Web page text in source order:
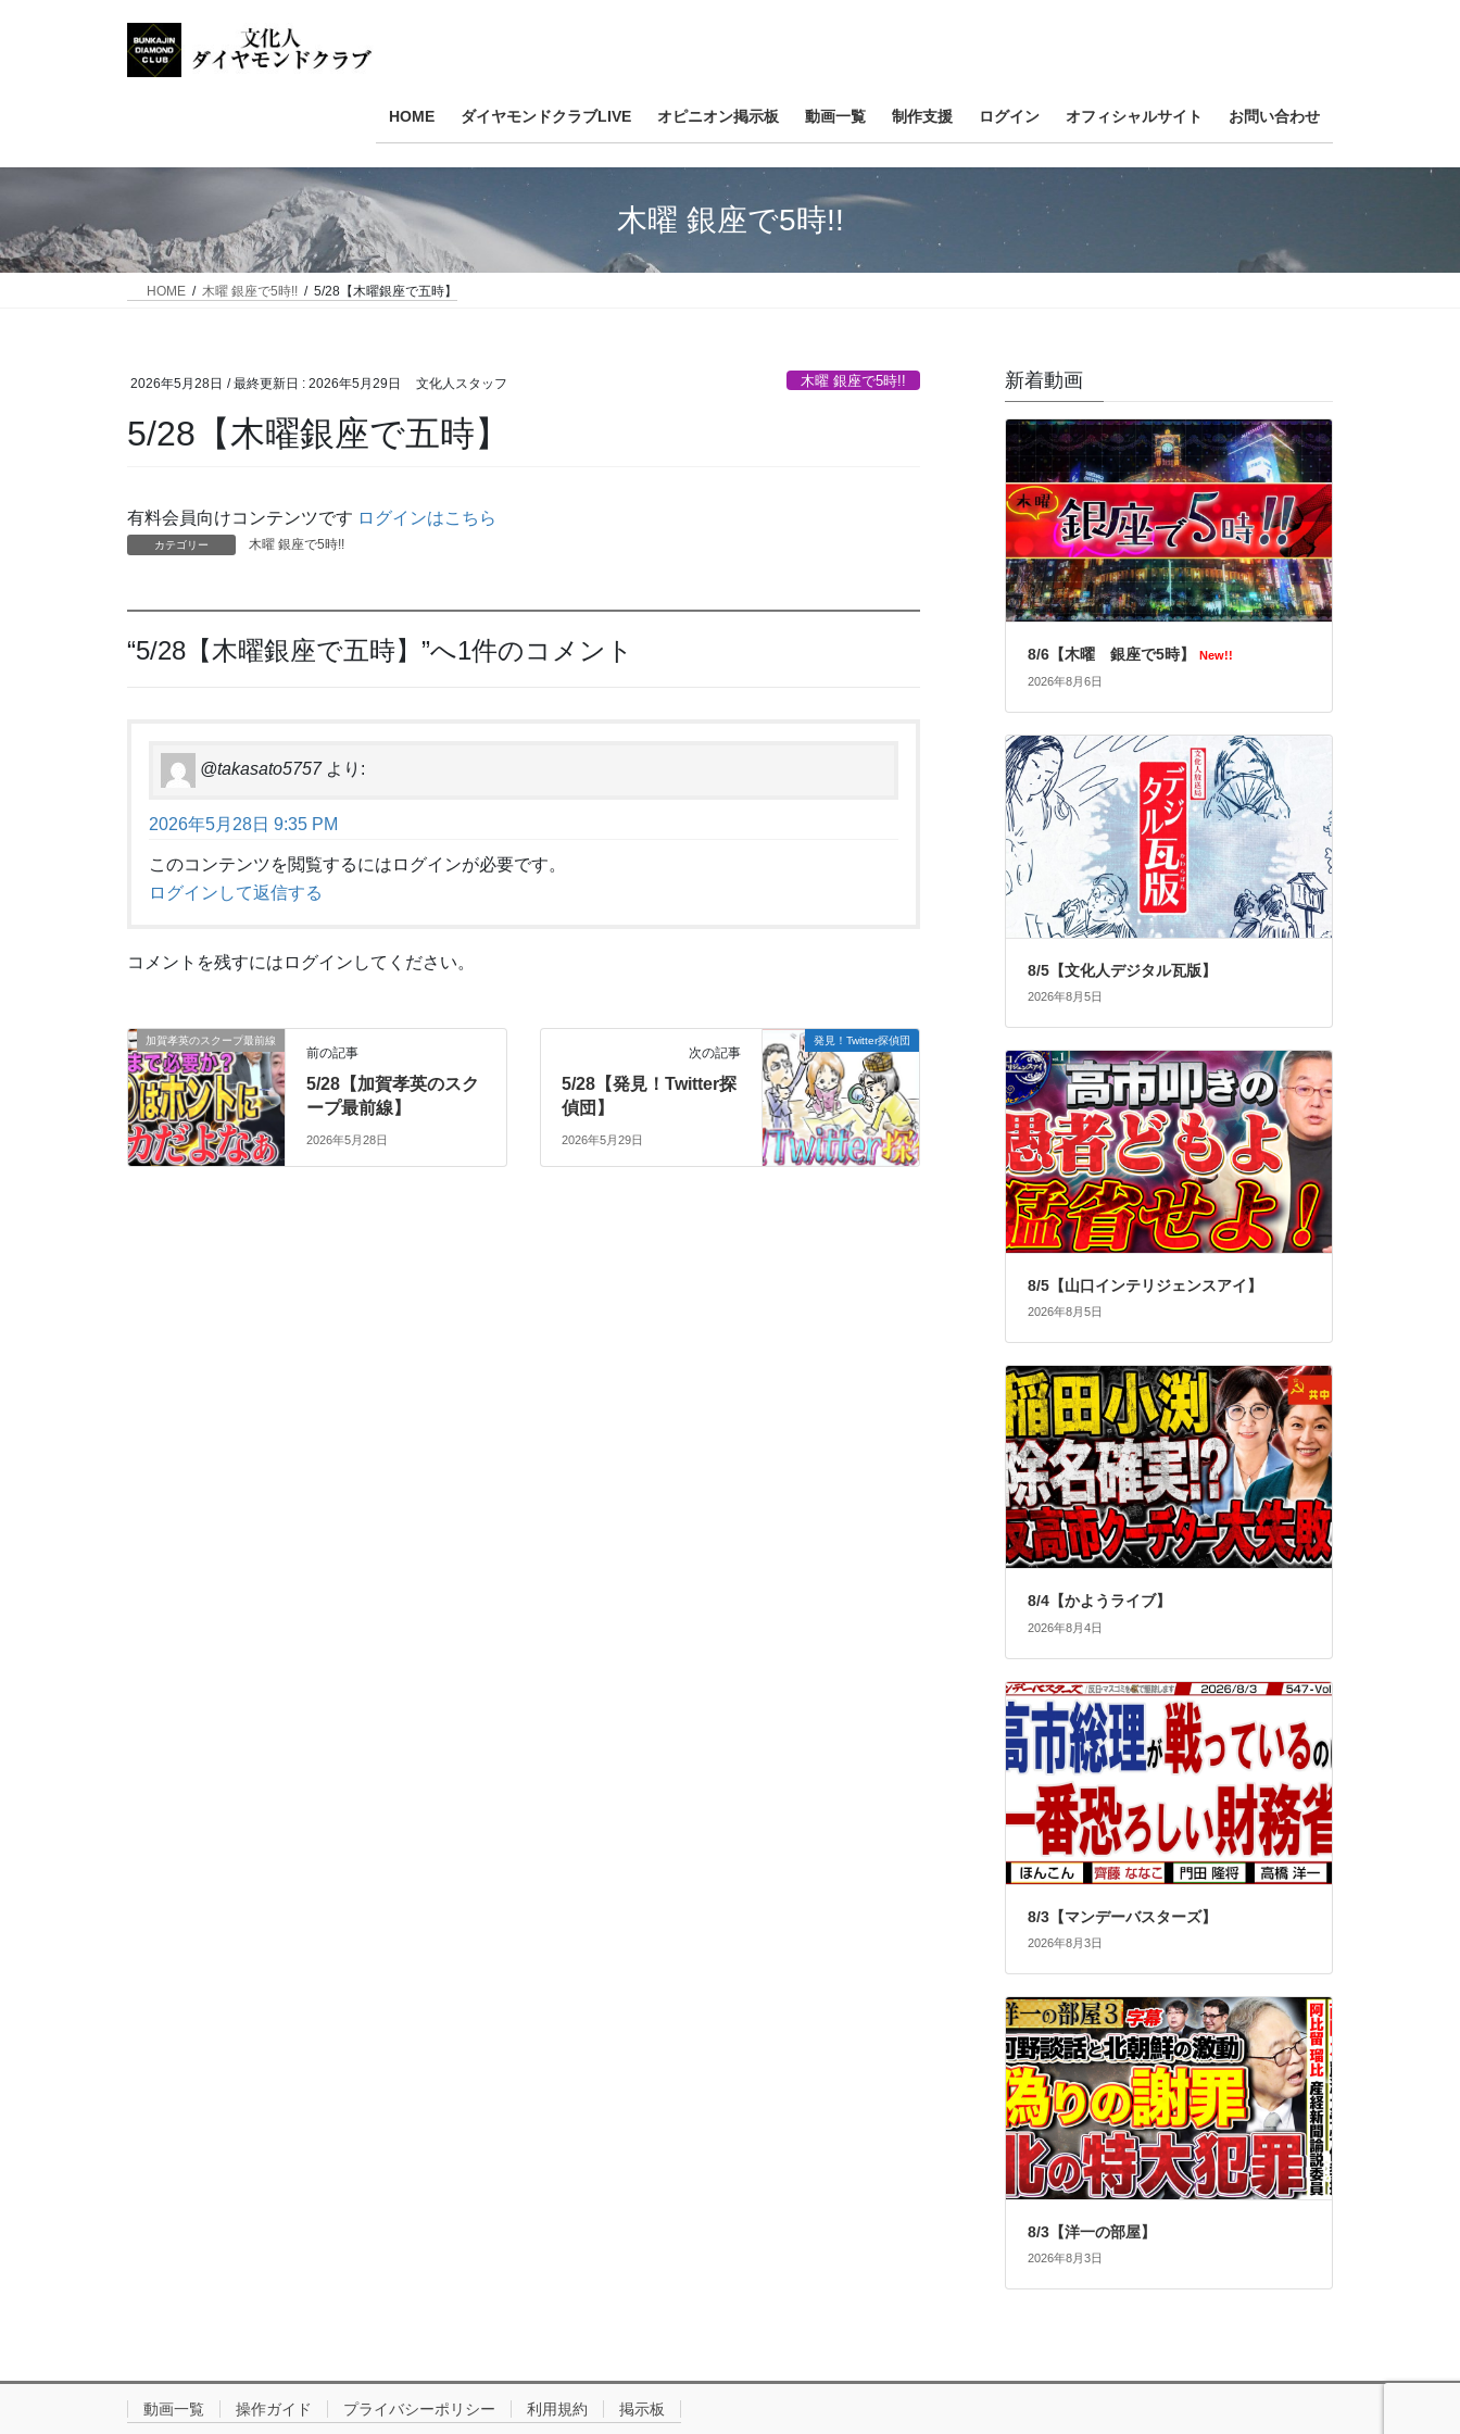
HOME ダイヤモンドクラブLIVE オピニオン掲示板 動画一覧 制作支援 ログイン オフィシャルサイト お問い合わせ
木曜 銀座で5時!!
HOME 木曜 銀座で5時!! 5/28【木曜銀座で五時】
2026年5月28日 / 最終更新日 : 2026年5月29日 文化人スタッフ 木曜 銀座で5時!!
5/28【木曜銀座で五時】
有料会員向けコンテンツです ログインはこちら
カテゴリー 木曜 銀座で5時!!
“5/28【木曜銀座で五時】 ”へ1件のコメント
@takasato5757 より:
2026年5月28日 9:35 PM
このコンテンツを閲覧するにはログインが必要です。
ログインして返信する
コメントを残すにはログインしてください。
加賀孝英のスクープ最前線
前の記事
5/28【加賀孝英のスク
ープ最前線】
2026年5月28日
発見！Twitter探偵団
次の記事
5/28【発見！Twitter探
偵団】
2026年5月29日
新着動画
8/6【木曜 銀座で5時】
New!!
2026年8月6日
8/5【文化人デジタル瓦版】
2026年8月5日
8/5【山口インテリジェンスアイ】
2026年8月5日
8/4【かようライブ】
2026年8月4日
8/3【マンデーバスターズ】
2026年8月3日
8/3【洋一の部屋】
2026年8月3日
動画一覧 操作ガイド プライバシーポリシー 利用規約 掲示板